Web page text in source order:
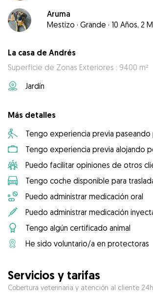
Aruma
Mestizo · Grande · 10 Años, 2
La casa de Andrés
Superficie de Zonas Exteriores : 9400 m²
Jardín
Más detalles
Tengo experiencia previa paseando
Tengo experiencia previa alojando
Puedo facilitar opiniones de otros
Tengo coche disponible para
Puedo administrar medicación oral
Puedo administrar medicación
Tengo algún certificado animal
He sido voluntario/a en protectoras
Servicios y tarifas
Cobertura veterinaria y atención al cliente